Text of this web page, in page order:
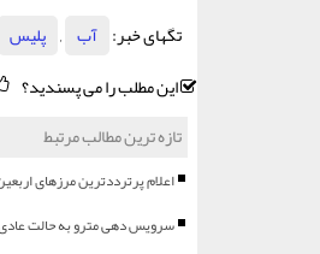
تگهای خبر: آب , پلیس
این مطلب را می پسندید؟
تازه ترین مطالب مرتبط
اعلام پرترددترین مرزهای
سرویس دهی مترو به حالت